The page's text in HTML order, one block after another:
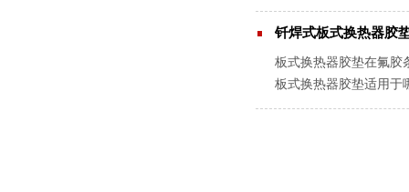
是板式换热器的重要部
钎焊式板式换热器胶
板式换热器胶垫在氟胶
板式换热器胶垫适用于
断裂、老化等情况，应